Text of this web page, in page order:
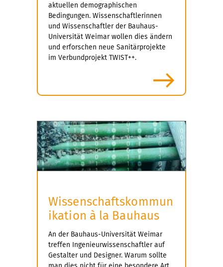
aktuellen demographischen
Bedingungen. Wissenschaftlerinnen
und Wissenschaftler der Bauhaus-
Universität Weimar wollen dies ändern
und erforschen neue Sanitärprojekte
im Verbundprojekt TWIST++.
Wissenschaftskommun
ikation à la Bauhaus
An der Bauhaus-Universität Weimar
treffen Ingenieurwissenschaftler auf
Gestalter und Designer. Warum sollte